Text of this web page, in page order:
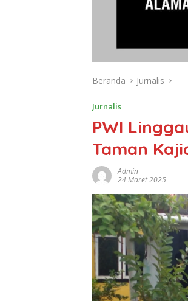
Beranda Jurnalis
Jurnalis
PWI
Taman
Admin
24 Maret 2025